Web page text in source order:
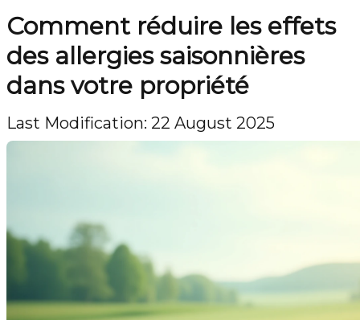
Comment réduire les effets
des allergies saisonnières
dans votre propriété
Last Modification: 22 August 2025